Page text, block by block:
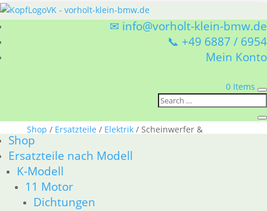
✉ info@vorholt-klein-bmw.de
📞 +49 6887 / 6954
Mein Konto
0 Items
Shop
Ersatzteile nach Modell
K-Modell
11 Motor
Dichtungen
Shop / Ersatzteile / Elektrik/ Scheinwerfer &
Instrument
Scheinwerfer &
Instrument